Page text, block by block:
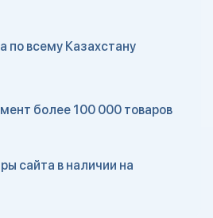
по всему Казахстану
более 100 000 товаров
сайта в наличии на